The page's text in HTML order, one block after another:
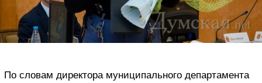
По словам директора муниципального департамента